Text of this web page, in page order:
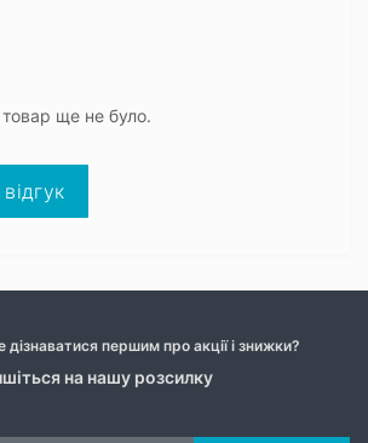
товар ще не було.
дізнаватися першим про акції і знижки?
на нашу розсилку